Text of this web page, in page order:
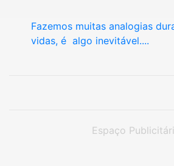
Fazemos muitas analogias
vidas, é algo inevitável....
Espaço